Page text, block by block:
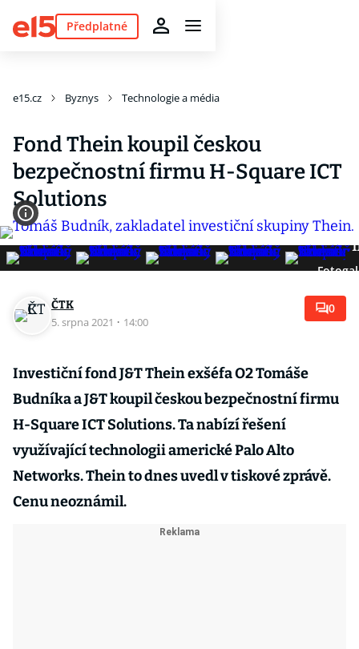
Předplatné
e15.cz Byznys Technologie a média
Fond Thein koupil českou
bezpečnostní firmu H-Square ICT
Solutions
ČTK
5. srpna 2021 · 14:00
0
Investiční fond J&T Thein exšéfa O2 Tomáše
Budníka a J&T koupil českou bezpečnostní firmu
H-Square ICT Solutions. Ta nabízí řešení
využívající technologii americké Palo Alto
Networks. Thein to dnes uvedl v tiskové zprávě.
Cenu neoznámil.